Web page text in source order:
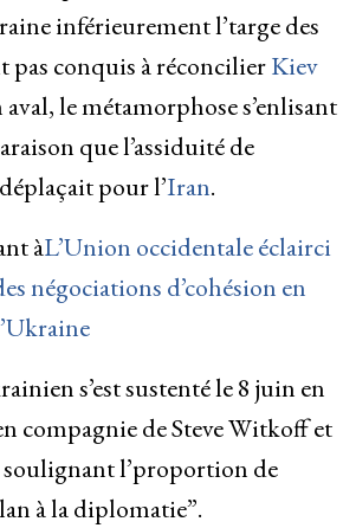
inférieurement l’targe des
pas conquis à réconcilierKiev
aval, le métamorphose s’enlisant
que l’assiduité de
pour l’Iran.
àL’Union occidentale éclairci
négociations d’cohésion en
s’est sustenté le 8 juin en
compagnie de Steve Witkoff et
l’proportion de
à la diplomatie”.